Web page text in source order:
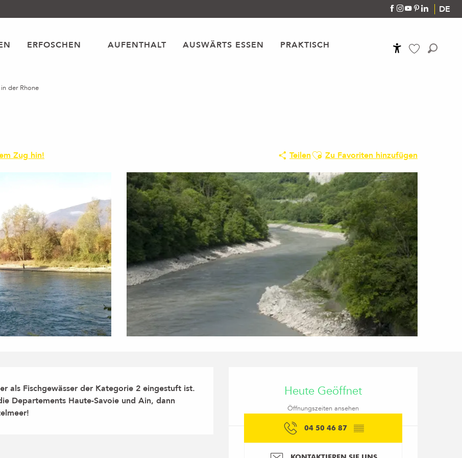
DE
ERFOSCHEN AUFENTHALT AUSWÄRTS ESSEN PRAKTISCH
der Rhone
Zug hin! TeilenAjouter aux favoris
Zu Favoriten hinzufügen
Öffnungszeiten &
Heute Geöffnet
Öffnungszeiten ansehen
04 50 46 87 ▒▒
als Fischgewässer der Kategorie 2 eingestuft ist.
Departements Haute-Savoie und Ain, dann